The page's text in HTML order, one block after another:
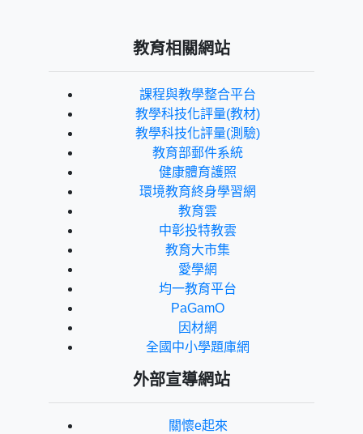
教育相關網站
課程與教學整合平台
教學科技化評量(教材)
教學科技化評量(測驗)
教育部郵件系統
健康體育護照
環境教育終身學習網
教育雲
中彰投特教雲
教育大市集
愛學網
均一教育平台
PaGamO
因材網
全國中小學題庫網
外部宣導網站
關懷e起來